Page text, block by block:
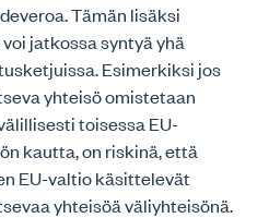
Tämän lisäksi
jatkossa syntyä yhä
Esimerkiksi jos
yhteisö omistetaan
toisessa EU-
kautta, on riskinä, että
EU-valtio käsittelevät
yhteisöä väliyhteisönä.